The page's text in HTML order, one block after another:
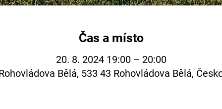
Čas a místo
20. 8. 2024 19:00 – 20:00
Bělá, 533 43 Rohovládova Bělá,